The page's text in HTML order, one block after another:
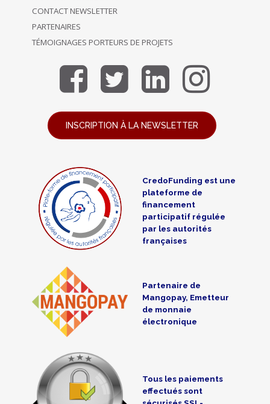
CONTACT NEWSLETTER
PARTENAIRES
TÉMOIGNAGES PORTEURS DE PROJETS
INSCRIPTION À LA NEWSLETTER
CredoFunding est une
plateforme de
financement
participatif régulée
par les autorités
françaises
Partenaire de
Mangopay, Emetteur
de monnaie
électronique
Tous les paiements
effectués sont